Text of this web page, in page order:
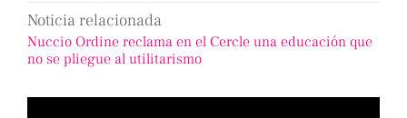
Noticia relacionada
Nuccio Ordine reclama en el Cercle una educación que
no se pliegue al utilitarismo